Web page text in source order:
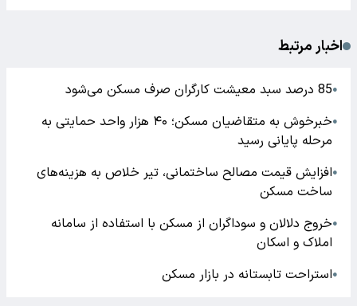
اخبار مرتبط
●85 درصد سبد معیشت کارگران صرف مسکن می‌شود
●
خبرخوش به متقاضیان مسکن؛ ۴۰ هزار واحد حمایتی به
مرحله پایانی رسید
●افزایش قیمت مصالح ساختمانی، تیر خلاص به هزینه‌های
ساخت مسکن
●خروج دلالان و سوداگران از مسکن با استفاده از سامانه
املاک و اسکان
●استراحت تابستانه در بازار مسکن